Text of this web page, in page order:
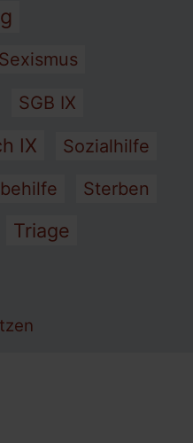
Sexismus
SGB IX
IX Sozialhilfe
Sterben
Triage